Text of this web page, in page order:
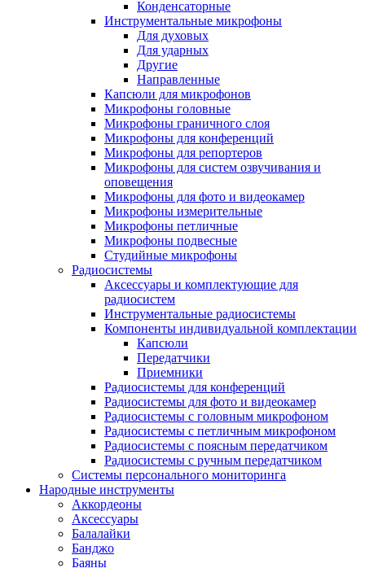
Конденсаторные
Инструментальные микрофоны
Для духовых
Для ударных
Другие
Направленные
Капсюли для микрофонов
Микрофоны головные
Микрофоны граничного слоя
Микрофоны для конференций
Микрофоны для репортеров
Микрофоны для систем озвучивания и
оповещения
Микрофоны для фото и видеокамер
Микрофоны измерительные
Микрофоны петличные
Микрофоны подвесные
Студийные микрофоны
Радиосистемы
Аксессуары и комплектующие для
радиосистем
Инструментальные радиосистемы
Компоненты индивидуальной комплектации
Капсюли
Передатчики
Приемники
Радиосистемы для конференций
Радиосистемы для фото и видеокамер
Радиосистемы с головным микрофоном
Радиосистемы с петличным микрофоном
Радиосистемы с поясным передатчиком
Радиосистемы с ручным передатчиком
Системы персонального мониторинга
Народные инструменты
Аккордеоны
Аксессуары
Балалайки
Банджо
Баяны